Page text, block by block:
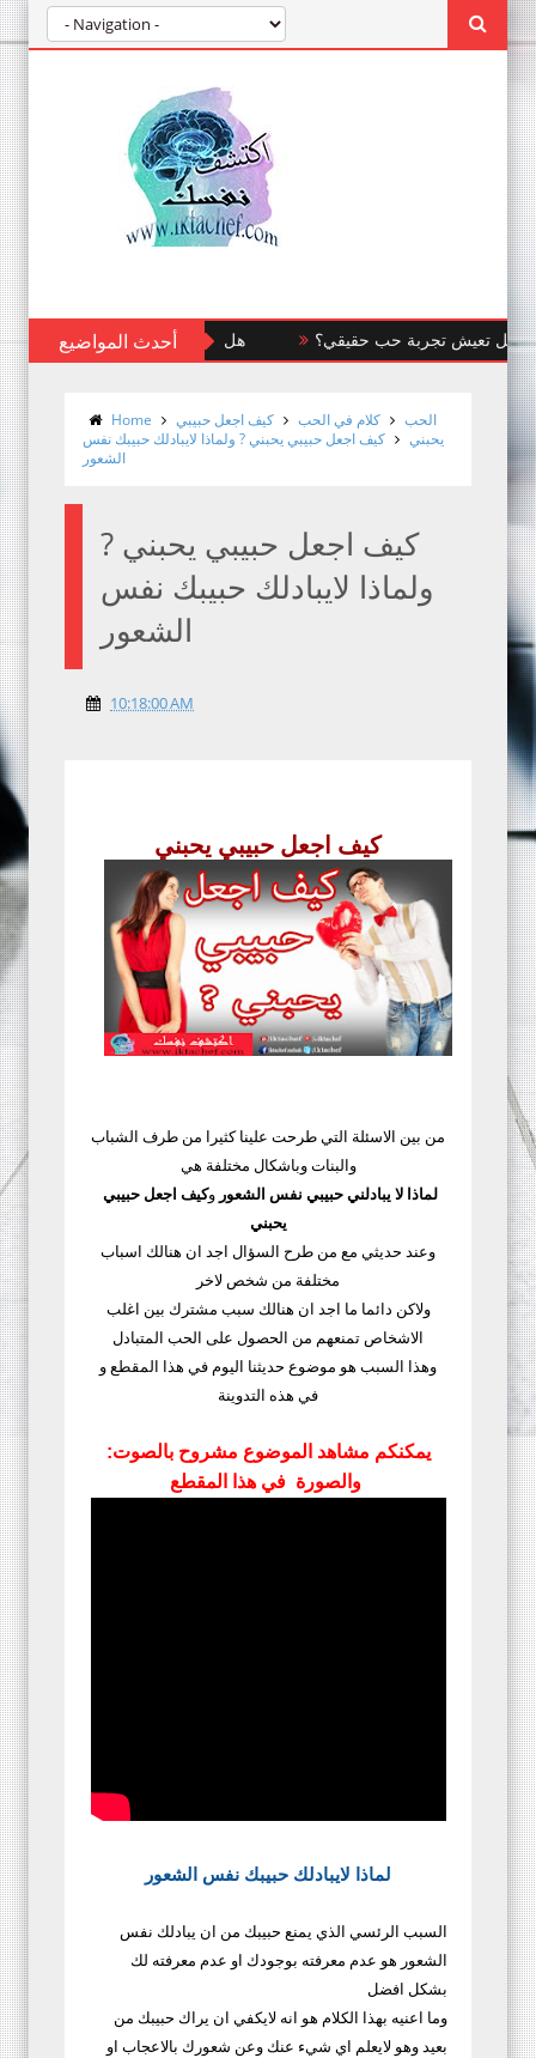
أحدث المواضيع
هل شريكك يقوم بالتلاعب سريع: هل تعيش تجربة حب حقيقي؟
Home الحب كلام في الحب
كيف اجعل حبيبي
يحبني
كيف اجعل حبيبي يحبني ? ولماذا لايبادلك حبيبك نفس
الشعور
كيف اجعل حبيبي يحبني ?
ولماذا لايبادلك حبيبك نفس
الشعور
10:18:00 AM
كيف اجعل حبيبي يحبني
من بين الاسئلة التي طرحت علينا كثيرا من طرف الشباب
والبنات وباشكال مختلفة هي
لماذا لا يبادلني حبيبي نفس الشعور وكيف اجعل حبيبي
يحبني
وعند حديثي مع من طرح السؤال اجد ان هنالك اسباب
مختلفة من شخص لاخر
ولاكن دائما ما اجد ان هنالك سبب مشترك بين اغلب
الاشخاص تمنعهم من الحصول على الحب المتبادل
وهذا السبب هو موضوع حديثنا اليوم في هذا المقطع و
في هذه التدوينة
:يمكنكم مشاهد الموضوع مشروح بالصوت
لماذا لايبادلك حبيبك نفس الشعور
السبب الرئسي الذي يمنع حبيبك من ان يبادلك نفس
الشعور هو عدم معرفته بوجودك او عدم معرفته لك
بشكل افضل
وما اعنيه بهذا الكلام هو انه لايكفي ان يراك حبيبك من
بعيد وهو لايعلم اي شيء عنك وعن شعورك بالاعجاب او